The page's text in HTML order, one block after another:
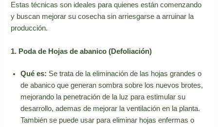
Estas técnicas son ideales para quienes están comenzando
y buscan mejorar su cosecha sin arriesgarse a arruinar la
producción.
1. Poda de Hojas de abanico (Defoliación)
Qué es: Se trata de la eliminación de las hojas grandes o
de abanico que generan sombra sobre los nuevos brotes,
mejorando la penetración de la luz para estimular su
desarrollo, ademas de mejorar la ventilación en la planta.
También se puede usar para eliminar hojas enfermas o